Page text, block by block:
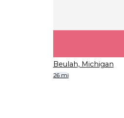
Beulah, Michigan
26 mi